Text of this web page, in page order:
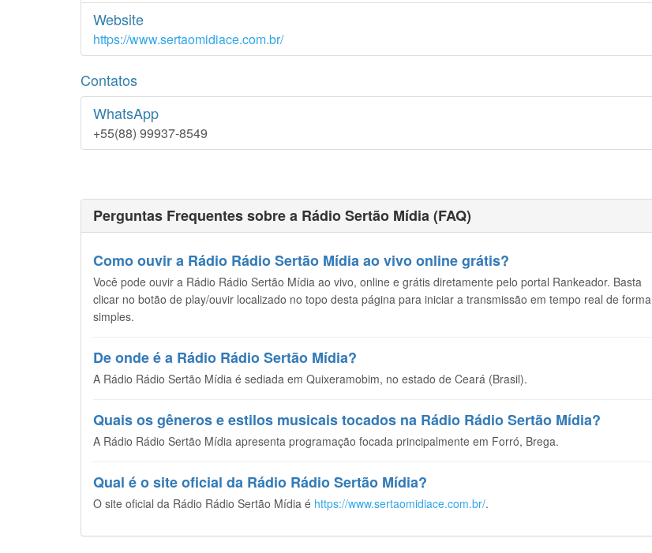
Website
https://www.sertaomidiace.com.br/
Contatos
WhatsApp
+55(88) 99937-8549
Perguntas Frequentes sobre a Rádio Sertão Mídia (FAQ)
Como ouvir a Rádio Rádio Sertão Mídia ao vivo online grátis?
Você pode ouvir a Rádio Rádio Sertão Mídia ao vivo, online e grátis diretamente pelo portal Rankeador. Basta
clicar no botão de play/ouvir localizado no topo desta página para iniciar a transmissão em tempo real de forma
simples.
De onde é a Rádio Rádio Sertão Mídia?
A Rádio Rádio Sertão Mídia é sediada em Quixeramobim, no estado de Ceará (Brasil).
Quais os gêneros e estilos musicais tocados na Rádio Rádio Sertão Mídia?
A Rádio Rádio Sertão Mídia apresenta programação focada principalmente em Forró, Brega.
Qual é o site oficial da Rádio Rádio Sertão Mídia?
O site oficial da Rádio Rádio Sertão Mídia é https://www.sertaomidiace.com.br/.